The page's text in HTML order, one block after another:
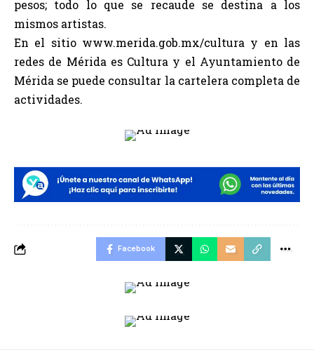
pesos; todo lo que se recaude se destina a los
mismos artistas.
En el sitio www.merida.gob.mx/cultura y en las
redes de Mérida es Cultura y el Ayuntamiento de
Mérida se puede consultar la cartelera completa de
actividades.
Facebook